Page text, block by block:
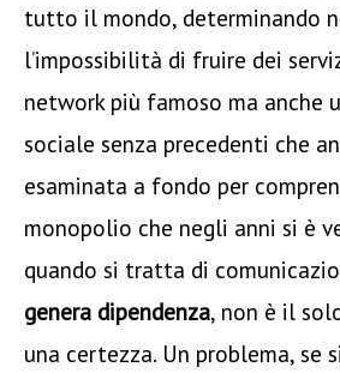
tutto il mondo, determinando
l’impossibilità di fruire dei
network più famoso ma anche
sociale senza precedenti che
esaminata a fondo per
monopolio che negli anni si è
quando si tratta di
genera dipendenza, non è il
una certezza. Un problema, se